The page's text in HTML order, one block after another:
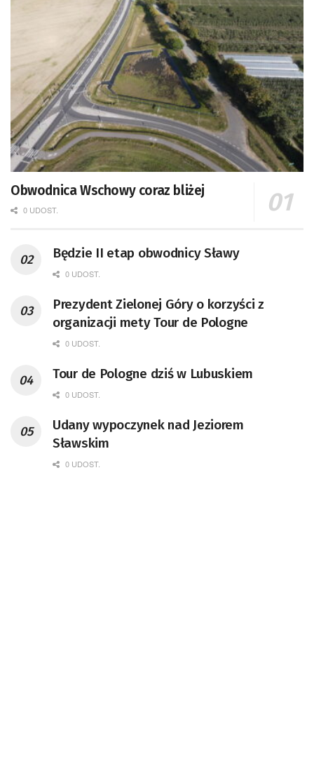
Obwodnica Wschowy coraz bliżej
0 UDOST.
Będzie II etap obwodnicy Sławy
0 UDOST.
Prezydent Zielonej Góry o korzyści z
organizacji mety Tour de Pologne
0 UDOST.
Tour de Pologne dziś w Lubuskiem
0 UDOST.
Udany wypoczynek nad Jeziorem
Sławskim
0 UDOST.